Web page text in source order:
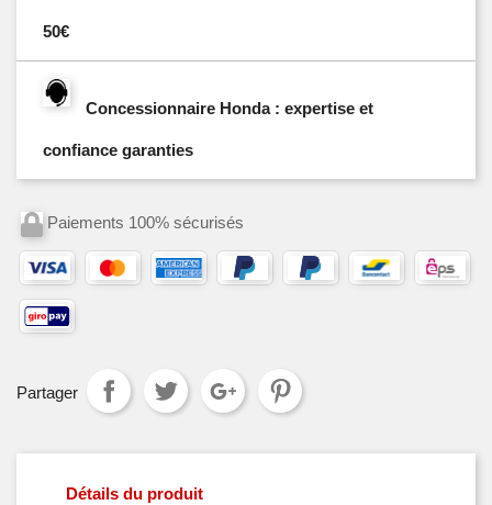
50€
Concessionnaire Honda : expertise et
confiance garanties
Paiements 100% sécurisés
Partager
Détails du produit